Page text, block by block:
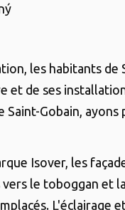
les habitants de
et de ses
Gobain, ayons
Isover, les
le toboggan et la
L'éclairage